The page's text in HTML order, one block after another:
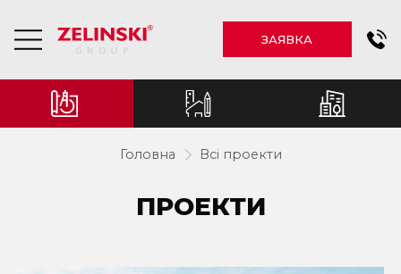
ЗАЯВКА
Головна Всі проекти
ПРОЕКТИ